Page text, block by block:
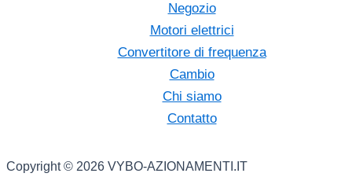
Negozio
Motori elettrici
Convertitore di frequenza
Cambio
Chi siamo
Contatto
Copyright © 2026 VYBO-AZIONAMENTI.IT